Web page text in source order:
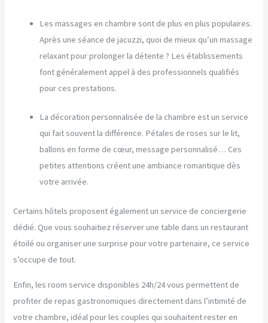
Les massages en chambre sont de plus en plus populaires.
Après une séance de jacuzzi, quoi de mieux qu’un massage
relaxant pour prolonger la détente ? Les établissements
font généralement appel à des professionnels qualifiés
pour ces prestations.
La décoration personnalisée de la chambre est un service
qui fait souvent la différence. Pétales de roses sur le lit,
ballons en forme de cœur, message personnalisé… Ces
petites attentions créent une ambiance romantique dès
votre arrivée.
Certains hôtels proposent également un service de conciergerie
dédié. Que vous souhaitiez réserver une table dans un restaurant
étoilé ou organiser une surprise pour votre partenaire, ce service
s’occupe de tout.
Enfin, les room service disponibles 24h/24 vous permettent de
profiter de repas gastronomiques directement dans l’intimité de
votre chambre, idéal pour les couples qui souhaitent rester en